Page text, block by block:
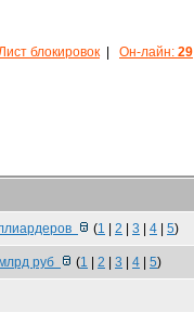
блокировок Он-лайн: 29
(1 2 3 4 5)
руб (1 2 3 4 5)